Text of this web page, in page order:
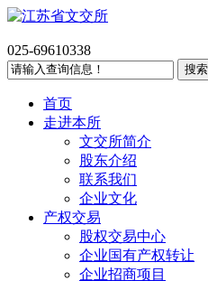
025-69610338
首页
走进本所
文交所简介
股东介绍
联系我们
企业文化
产权交易
股权交易中心
企业国有产权转让
企业招商项目